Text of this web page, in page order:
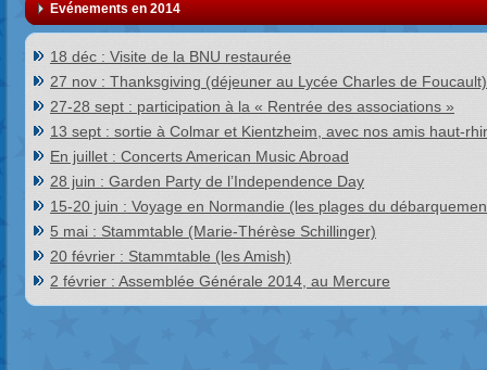
Evénements en 2014
18 déc : Visite de la BNU restaurée
27 nov : Thanksgiving (déjeuner au Lycée Charles de Foucault)
27-28 sept : participation à la « Rentrée des associations »
13 sept : sortie à Colmar et Kientzheim, avec nos amis haut-
En juillet : Concerts American Music Abroad
28 juin : Garden Party de l’Independence Day
15-20 juin : Voyage en Normandie (les plages du
5 mai : Stammtable (Marie-Thérèse Schillinger)
20 février : Stammtable (les Amish)
2 février : Assemblée Générale 2014, au Mercure